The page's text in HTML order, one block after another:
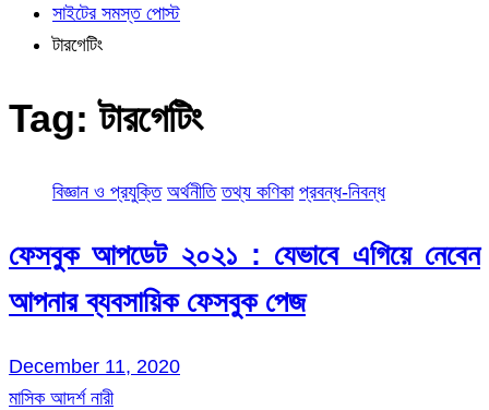
সাইটের সমস্ত পোস্ট
টারগেটিং
Tag:টারগেটিং
বিজ্ঞান ও প্রযুক্তি অর্থনীতি তথ্য কণিকা প্রবন্ধ-নিবন্ধ
ফেসবুক আপডেট ২০২১ : যেভাবে এগিয়ে নেবেন
আপনার ব্যবসায়িক ফেসবুক পেজ
December 11, 2020
মাসিক আদর্শ নারী